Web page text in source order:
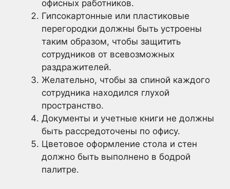
офисных работников.
Гипсокартонные или пластиковые
перегородки должны быть устроены
таким образом, чтобы защитить
сотрудников от всевозможных
раздражителей.
Желательно, чтобы за спиной каждого
сотрудника находился глухой
пространство.
Документы и учетные книги не должны
быть рассредоточены по офису.
Цветовое оформление стола и стен
должно быть выполнено в бодрой
палитре.